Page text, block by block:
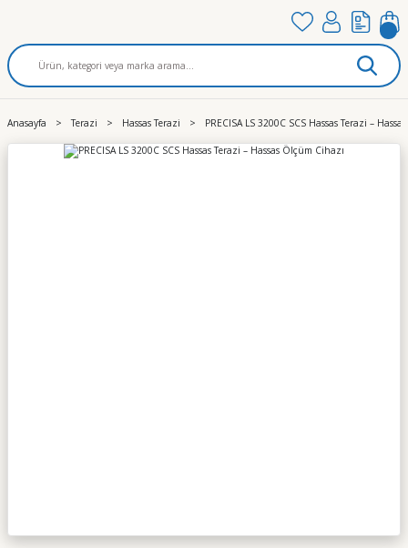
Anasayfa Terazi Hassas Terazi PRECISA LS 3200C SCS Hassas Terazi –